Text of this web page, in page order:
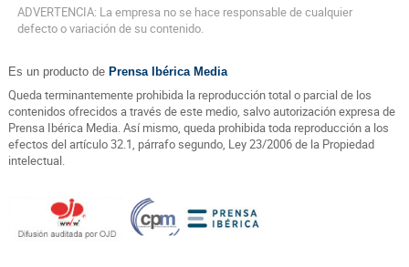
ADVERTENCIA: La empresa no se hace responsable de cualquier
defecto o variación de su contenido.
Es un producto de Prensa Ibérica Media
Queda terminantemente prohibida la reproducción total o parcial de los
contenidos ofrecidos a través de este medio, salvo autorización expresa de
Prensa Ibérica Media. Así mismo, queda prohibida toda reproducción a los
efectos del artículo 32.1, párrafo segundo, Ley 23/2006 de la Propiedad
intelectual.